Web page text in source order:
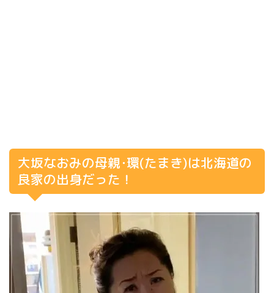
大坂なおみの母親･環(たまき)は北海道の
良家の出身だった！